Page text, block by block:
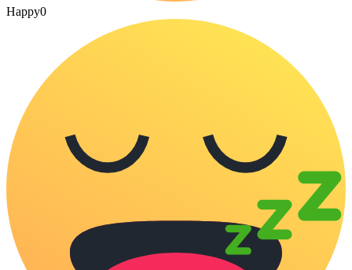
Happy0